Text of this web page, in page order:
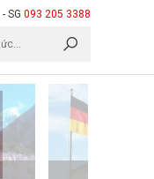
- SG 093 205 3388